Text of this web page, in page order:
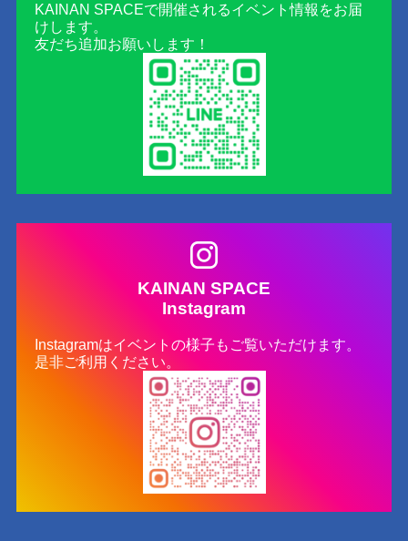
KAINAN SPACEで開催されるイベント情報をお届
けします。
友だち追加お願いします！
KAINAN SPACE
Instagram
Instagramはイベントの様子もご覧いただけます。
是非ご利用ください。